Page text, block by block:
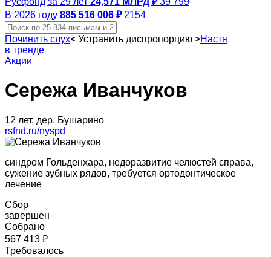
В 2026 году 885 516 006 ₽ 2154
Починить слух< Устранить диспропорцию >Настя
в тренде
Акции
Сережа Иванчуков
12 лет, дер. Бушарино
rsfnd.ru/nyspd
синдром Гольденхара, недоразвитие челюстей справа,
сужение зубных рядов, требуется ортодонтическое
лечение
Сбор
завершен
Собрано
567 413 ₽
Требовалось